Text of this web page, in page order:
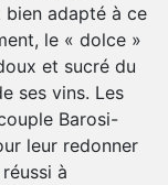
adapté à ce
le « dolce »
et sucré du
ses vins. Les
Barosi-
leur redonner
à